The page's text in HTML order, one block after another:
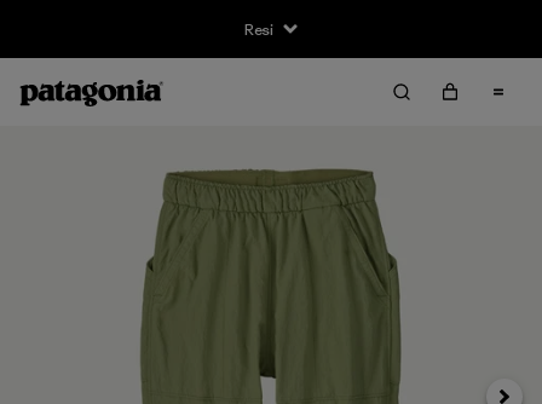
Resi
Avanti